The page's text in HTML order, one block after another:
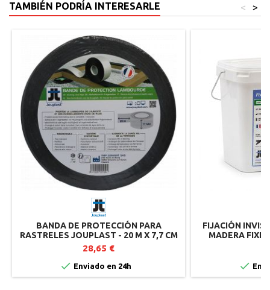
TAMBIÉN PODRÍA INTERESARLE >
<
BANDA DE PROTECCIÓN PARA
RASTRELES JOUPLAST - 20 M X 7,7 CM
28,65 €
 Enviado en 24h
FIJACIÓN
MADERA
